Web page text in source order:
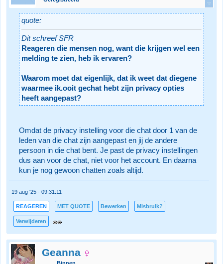
quote:
Dit schreef SFR
Reageren die mensen nog, want die krijgen wel een
melding te zien, heb ik ervaren?
Waarom moet dat eigenlijk, dat ik weet dat diegene
waarmee ik.ooit gechat hebt zijn privacy opties
heeft aangepast?
Omdat de privacy instelling voor die chat door 1 van de
leden van die chat zijn aangepast en jij de andere
persoon in die chat bent. Je past de privacy instellingen
dus aan voor de chat, niet voor het account. En daarna
kun je nog gewoon chatten zoals altijd.
19 aug '25 - 09:31:11
REAGEREN MET QUOTE Bewerken Misbruik?
Verwijderen
Geanna